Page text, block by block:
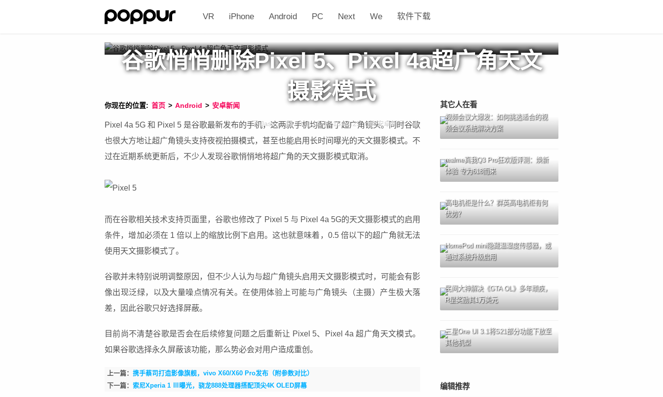
VR iPhone Android PC Next We 软件下载
谷歌悄悄删除Pixel 5、Pixel 4a超广角天文
摄影模式
Jason 2020-12-30 18:00:25 安卓新闻
你现在的位置: 首页 > Android > 安卓新闻
Pixel 4a 5G 和 Pixel 5 是谷歌最新发布的手机，这两款手机均配备了超广角镜头。同时谷歌
也很大方地让超广角镜头支持夜视拍摄模式，甚至也能启用长时间曝光的天文摄影模式。不
过在近期系统更新后，不少人发现谷歌悄悄地将超广角的天文摄影模式取消。
而在谷歌相关技术支持页面里，谷歌也修改了 Pixel 5 与 Pixel 4a 5G的天文摄影模式的启用
条件，增加必须在 1 倍以上的缩放比例下启用。这也就意味着，0.5 倍以下的超广角就无法
使用天文摄影模式了。
谷歌并未特别说明调整原因，但不少人认为与超广角镜头启用天文摄影模式时，可能会有影
像出现泛绿，以及大量噪点情况有关。在使用体验上可能与广角镜头（主摄）产生极大落
差，因此谷歌只好选择屏蔽。
目前尚不清楚谷歌是否会在后续修复问题之后重新让 Pixel 5、Pixel 4a 超广角天文模式。
如果谷歌选择永久屏蔽该功能，那么势必会对用户造成重创。
上一篇： 携手蔡司打造影像旗舰，vivo X60/X60 Pro发布（附参数对比）
下一篇： 索尼Xperia 1 Ⅲ曝光，骁龙888处理器搭配顶尖4K OLED屏幕
其它人在看
视频会议大爆发：如何挑选适合的视
频会议系统解决方案
realme真我Q3 Pro狂欢版评测：焕新
体验 专为618而来
高电机柜是什么？群英高电机柜有何
优势？
HomePod mini隐藏温湿度传感器，或
通过系统升级启用
民间大神解决《GTA OL》多年顽疾，
R星奖励其1万美元
三星One UI 3.1将S21部分功能下放至
其他机型
编辑推荐